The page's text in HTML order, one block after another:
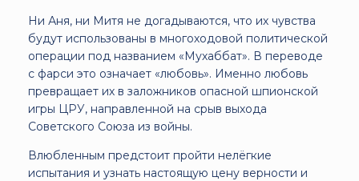
Ни Аня, ни Митя не догадываются, что их чувства
будут использованы в многоходовой политической
операции под названием «Мухаббат». В переводе
с фарси это означает «любовь». Именно любовь
превращает их в заложников опасной шпионской
игры ЦРУ, направленной на срыв выхода
Советского Союза из войны.
Влюбленным предстоит пройти нелёгкие
испытания и узнать настоящую цену верности и